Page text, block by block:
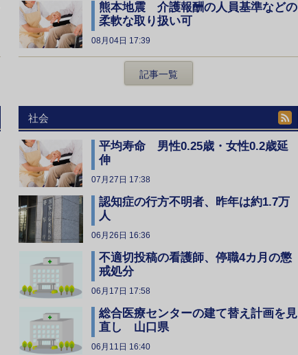
熊本地震 介護報酬の人員基準などの
柔軟な取り扱い可
08月04日 17:39
記事一覧
社会
平均寿命 男性0.25歳・女性0.2歳延
伸
07月27日 17:38
認知症の行方不明者、昨年は約1.7万
人
06月26日 16:36
不適切投稿の看護師、停職4カ月の懲
戒処分
06月17日 17:58
総合医療センターの建て替え計画を見
直し 山口県
06月11日 16:40